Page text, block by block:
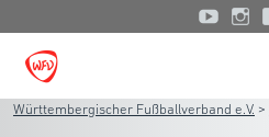
Württembergischer Fußballverband e.V. >